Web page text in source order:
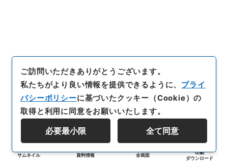
サムネイル 資料情報 全画面
印刷
ダウンロード
ご訪問いただきありがとうございます。
私たちがより良い情報を提供できるように、 プライ
バシーポリシーに基づいたクッキー（Cookie）の
取得と利用に同意をお願いいたします。
必要最小限 全て同意